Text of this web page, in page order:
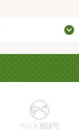
ペット相談可